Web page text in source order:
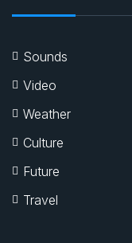
Sounds
Video
Weather
Culture
Future
Travel